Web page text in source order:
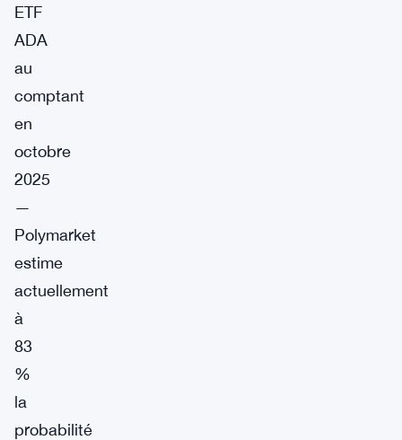
ETF
ADA
au
comptant
en
octobre
2025
—
Polymarket
estime
actuellement
à
83
%
la
probabilité